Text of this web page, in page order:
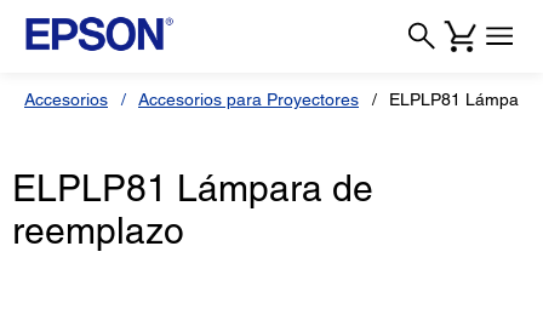
Accesorios Accesorios para Proyectores ELPLP81 Lámpara
ELPLP81 Lámpara de
reemplazo